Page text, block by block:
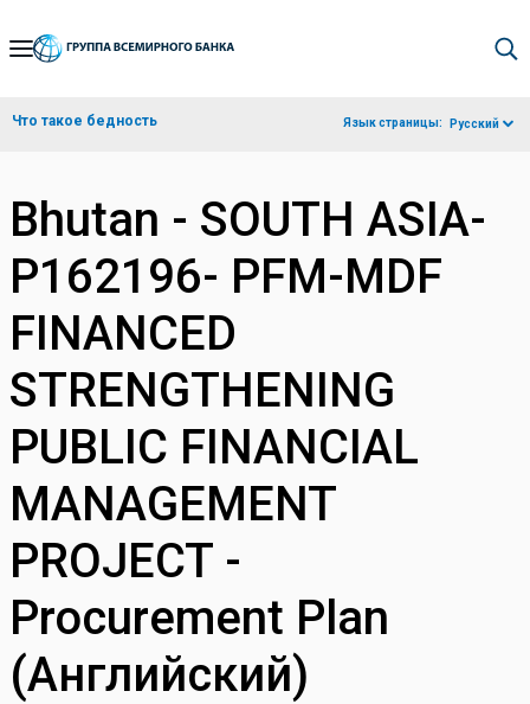
Skip
Navigation
Что такое бедность Язык страницы: Русский
Bhutan - SOUTH ASIA-
P162196- PFM-MDF
FINANCED
STRENGTHENING
PUBLIC FINANCIAL
MANAGEMENT
PROJECT -
Procurement Plan
(Английский)